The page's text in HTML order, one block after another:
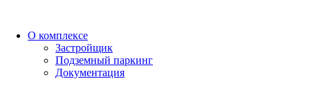
О комплексе
Застройщик
Подземный паркинг
Документация